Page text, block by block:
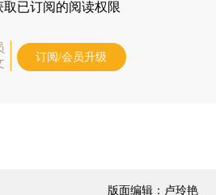
取已订阅的阅读权限
订阅/会员升级
版面编辑：卢玲艳